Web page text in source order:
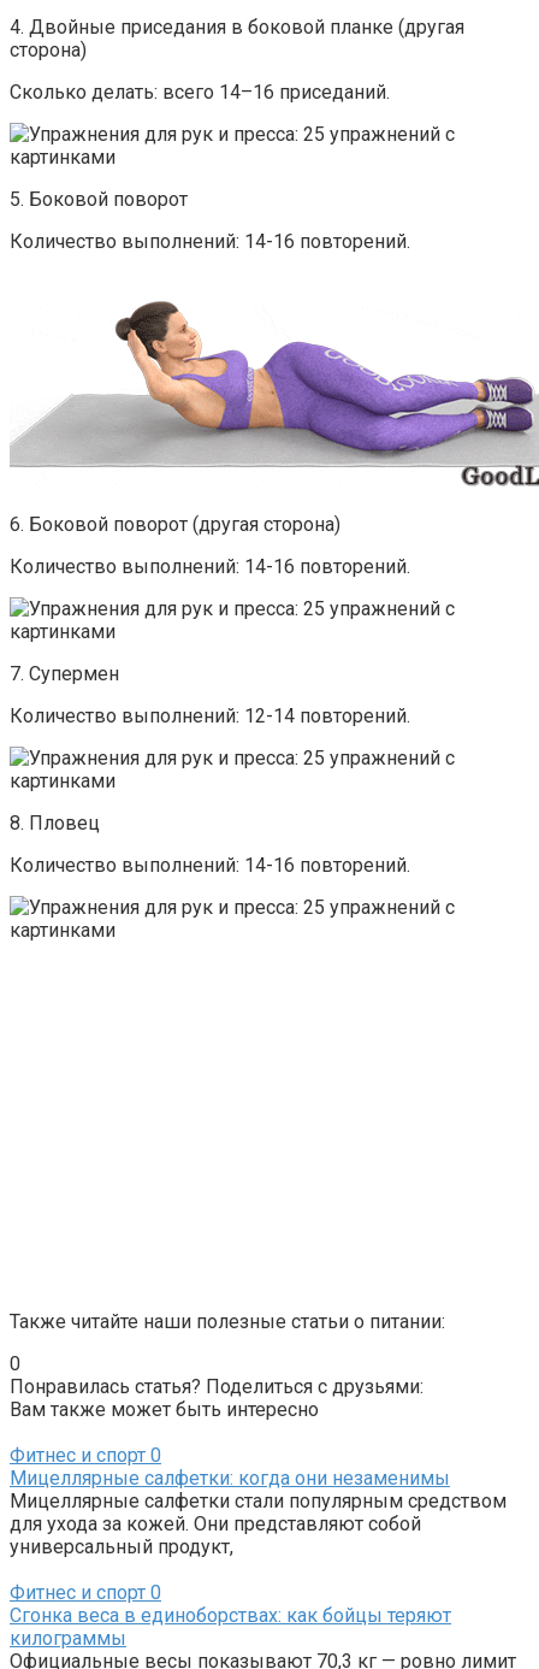
4. Двойные приседания в боковой планке (другая
сторона)
Сколько делать: всего 14–16 приседаний.
5. Боковой поворот
Количество выполнений: 14-16 повторений.
6. Боковой поворот (другая сторона)
Количество выполнений: 14-16 повторений.
7. Супермен
Количество выполнений: 12-14 повторений.
8. Пловец
Количество выполнений: 14-16 повторений.
Также читайте наши полезные статьи о питании:
0
Понравилась статья? Поделиться с друзьями:
Вам также может быть интересно
Фитнес и спорт 0
Мицеллярные салфетки: когда они незаменимы
Мицеллярные салфетки стали популярным средством
для ухода за кожей. Они представляют собой
универсальный продукт,
Фитнес и спорт 0
Сгонка веса в единоборствах: как бойцы теряют
килограммы
Официальные весы показывают 70,3 кг — ровно лимит